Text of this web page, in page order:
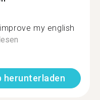
my english
herunterladen